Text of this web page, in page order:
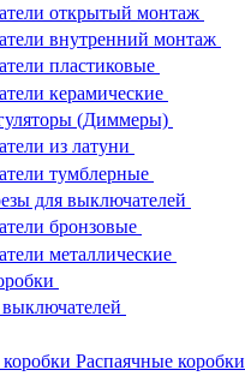
открытый монтаж
внутренний монтаж
пластиковые
керамические
(Диммеры)
из латуни
тумблерные
для выключателей
бронзовые
металлические
Распаячные коробки